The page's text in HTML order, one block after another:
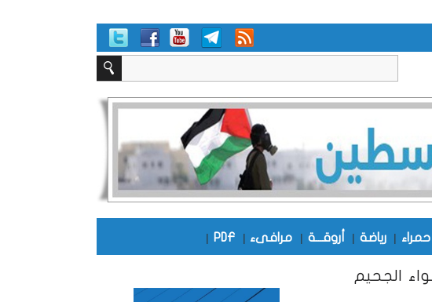
| رياضة | أروقـــة | مرافىء |
PDF
|
الجحيم